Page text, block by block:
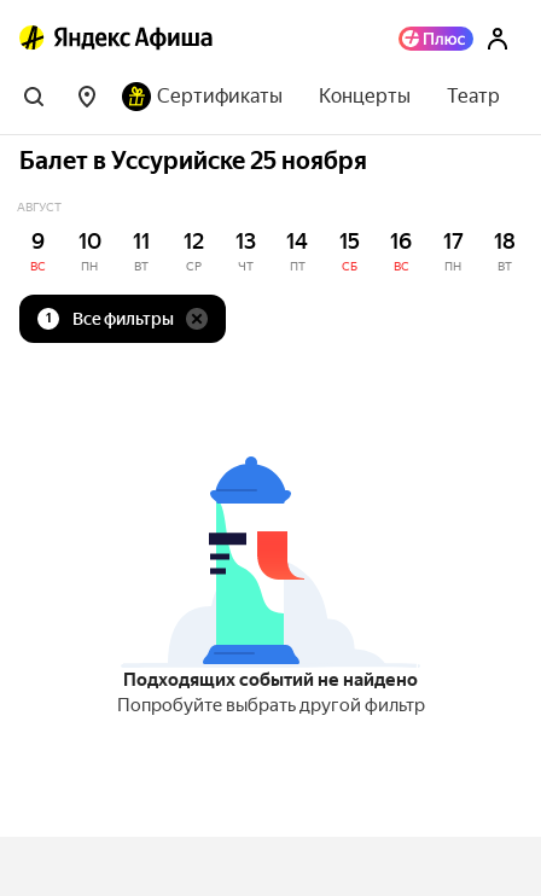
Сертификаты Концерты Театр
Балет в Уссурийске 25 ноября
АВГУСТ
9
ВС
10
ПН
11
ВТ
12
СР
13
ЧТ
14
ПТ
15
СБ
16
ВС
17
ПН
18
ВТ
1 Все фильтры
Подходящих событий не найдено
Попробуйте выбрать другой фильтр